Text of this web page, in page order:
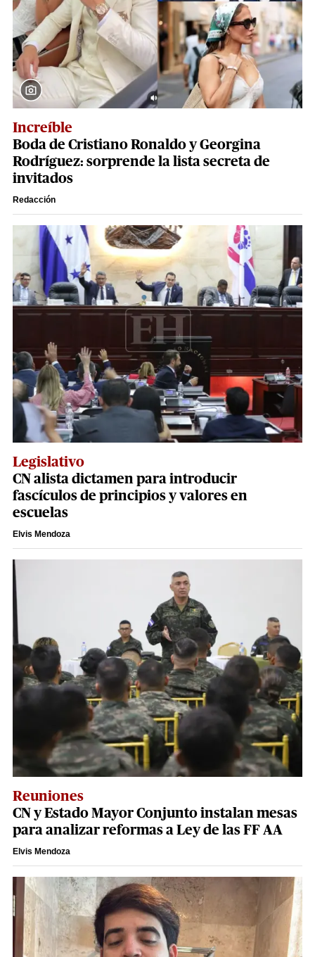
Increíble
Boda de Cristiano Ronaldo y Georgina
Rodríguez: sorprende la lista secreta de
invitados
Redacción
Legislativo
CN alista dictamen para introducir
fascículos de principios y valores en
escuelas
Elvis Mendoza
Reuniones
CN y Estado Mayor Conjunto instalan mesas
para analizar reformas a Ley de las FF AA
Elvis Mendoza